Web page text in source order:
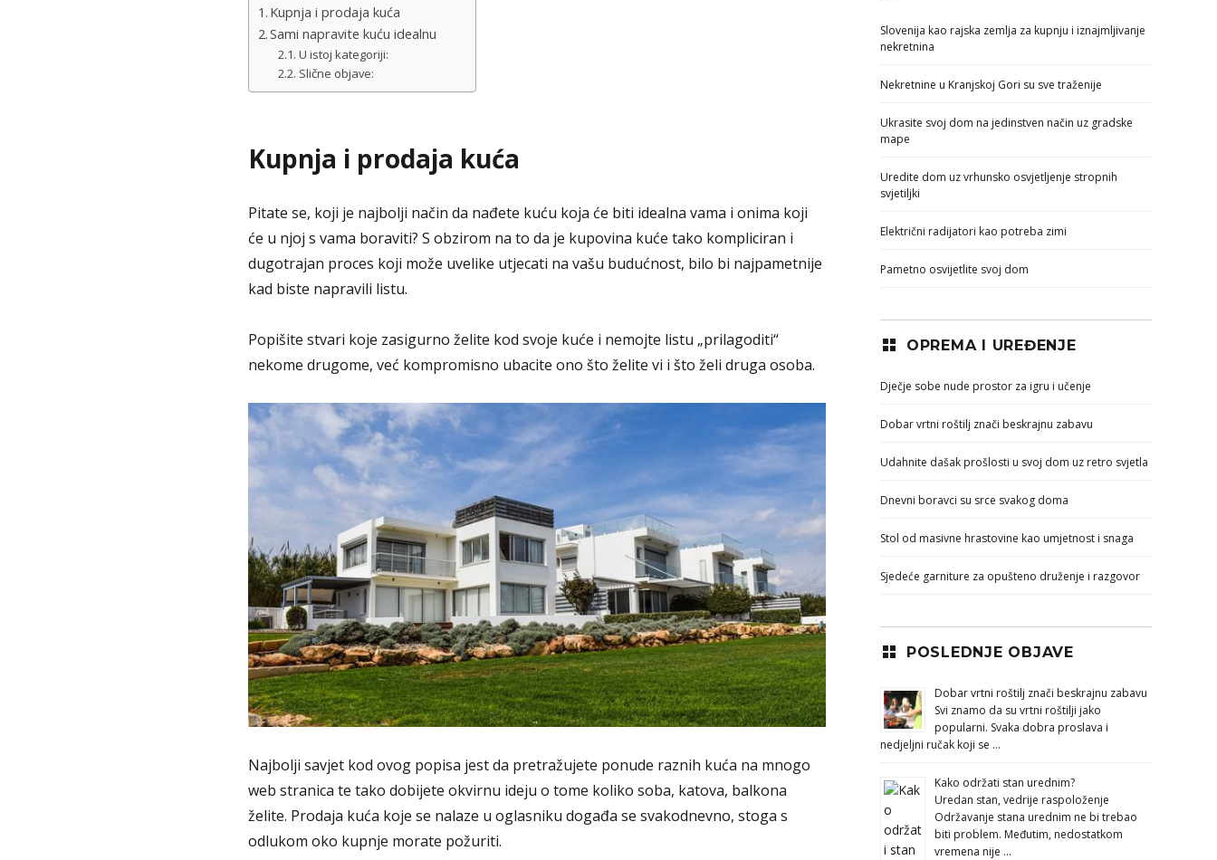
Kupnja i prodaja kuća
Sami napravite kuću idealnu
U istoj kategoriji:
Slične objave:
Kupnja i prodaja kuća
Pitate se, koji je najbolji način da nađete kuću koja će biti idealna vama i onima koji
će u njoj s vama boraviti? S obzirom na to da je kupovina kuće tako kompliciran i
dugotrajan proces koji može uvelike utjecati na vašu budućnost, bilo bi najpametnije
kad biste napravili listu.
Popišite stvari koje zasigurno želite kod svoje kuće i nemojte listu „prilagoditi“
nekome drugome, već kompromisno ubacite ono što želite vi i što želi druga osoba.
Najbolji savjet kod ovog popisa jest da pretražujete ponude raznih kuća na mnogo
web stranica te tako dobijete okvirnu ideju o tome koliko soba, katova, balkona
želite. Prodaja kuća koje se nalaze u oglasniku događa se svakodnevno, stoga s
odlukom oko kupnje morate požuriti.
Slovenija kao rajska zemlja za kupnju i iznajmljivanje
nekretnina
Nekretnine u Kranjskoj Gori su sve traženije
Ukrasite svoj dom na jedinstven način uz gradske
mape
Uredite dom uz vrhunsko osvjetljenje stropnih
svjetiljki
Električni radijatori kao potreba zimi
Pametno osvijetlite svoj dom
OPREMA I UREĐENJE
Dječje sobe nude prostor za igru i učenje
Dobar vrtni roštilj znači beskrajnu zabavu
Udahnite dašak prošlosti u svoj dom uz retro svjetla
Dnevni boravci su srce svakog doma
Stol od masivne hrastovine kao umjetnost i snaga
Sjedeće garniture za opušteno druženje i razgovor
POSLEDNJE OBJAVE
Dobar vrtni roštilj znači beskrajnu zabavu
Svi znamo da su vrtni roštilji jako
popularni. Svaka dobra proslava i
nedjeljni ručak koji se …
Kako održati stan urednim?
Uredan stan, vedrije raspoloženje
Održavanje stana urednim ne bi trebao
biti problem. Međutim, nedostatkom
vremena nije …